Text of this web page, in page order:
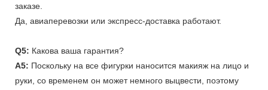
заказе.
Да, авиаперевозки или экспресс-доставка работают.
Q5: Какова ваша гарантия?
A5: Поскольку на все фигурки наносится макияж на лицо и
руки, со временем он может немного выцвести, поэтому